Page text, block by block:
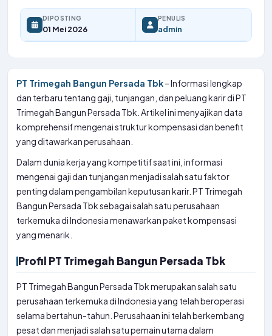
DIPOSTING
01 Mei 2026
PENULIS
admin
PT Trimegah Bangun Persada Tbk– Informasi lengkap
dan terbaru tentang gaji, tunjangan, dan peluang karir di PT
Trimegah Bangun Persada Tbk. Artikel ini menyajikan data
komprehensif mengenai struktur kompensasi dan benefit
yang ditawarkan perusahaan.
Dalam dunia kerja yang kompetitif saat ini, informasi
mengenai gaji dan tunjangan menjadi salah satu faktor
penting dalam pengambilan keputusan karir. PT Trimegah
Bangun Persada Tbk sebagai salah satu perusahaan
terkemuka di Indonesia menawarkan paket kompensasi
yang menarik.
Profil PT Trimegah Bangun Persada Tbk
PT Trimegah Bangun Persada Tbk merupakan salah satu
perusahaan terkemuka di Indonesia yang telah beroperasi
selama bertahun-tahun. Perusahaan ini telah berkembang
pesat dan menjadi salah satu pemain utama dalam